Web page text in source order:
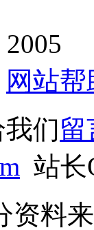
网站帮
们留
站长
资料